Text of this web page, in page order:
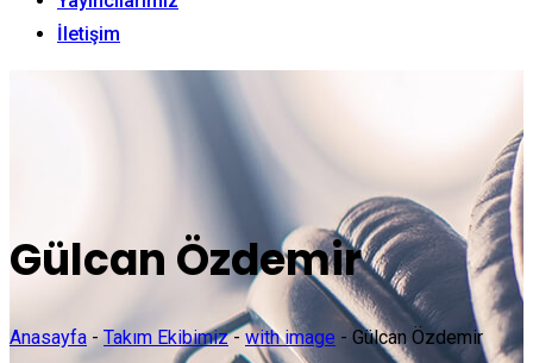
İletişim
Gülcan Özdemir
Anasayfa -Takım Ekibimiz-with image - Gülcan Özdemir